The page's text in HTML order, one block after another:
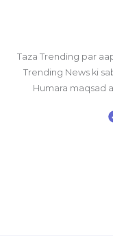
Taza Trending par
Trending News ki
Humara maqsad